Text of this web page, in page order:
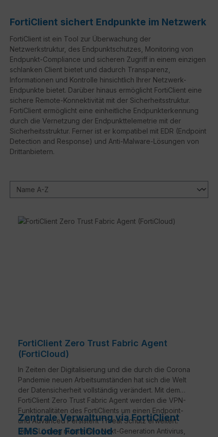
FortiClient sichert Endpunkte im Netzwerk
FortiClient ist ein Tool zur Überwachung der
Netzwerkstruktur, des Endpunktschutzes, Monitoring von
Endpunkt-Compliance und sicheren Zugriff in einem einzigen
schlanken Client bietet und dadurch Transparenz,
Informationen und Kontrolle hinsichtlich Ihrer Netzwerk-
Endpunkte bietet. Darüber hinaus ermöglicht FortiClient eine
sichere Remote-Konnektivität mit der Sicherheitsstruktur.
FortiClient ermöglicht eine einheitliche Endpunkterkennung
durch die Vernetzung der Endpunkttelemetrie mit der
Sicherheitsstruktur. Ferner ist er kompatibel mit EDR (Endpoint
Detection and Response) und Anti-Malware-Lösungen von
Drittanbietern.
FortiClient Zero Trust Fabric Agent
(FortiCloud)
In Zeiten der Digitalisierung und die durch die Corona
Pandemie neuen Arbeitsumständen hat sich die Welt
der Datensicherheit vollständig verändert. Mit dem
FortiClient Zero Trust Fabric Agent werden die VPN-
Funktionalitäten des FortiClients um einen Endpoint-
und Advanced Persistent Threat Schutz erweitert.
Diese Lösung nutzt einen Next-Generation Antivirus,
Zentrale Verwaltung via FortiClient
EMS oder FortiCloud